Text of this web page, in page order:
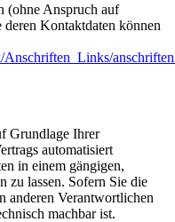
(ohne Anspruch auf
Kontaktdaten können
Grundlage Ihrer
automatisiert
in einem gängigen,
zu lassen. Sofern Sie die
anderen Verantwortlichen
machbar ist.